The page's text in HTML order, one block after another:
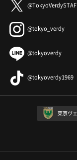
@tokyo_verdy
@tokyoverdy
@tokyoverdy1969
東京ヴ